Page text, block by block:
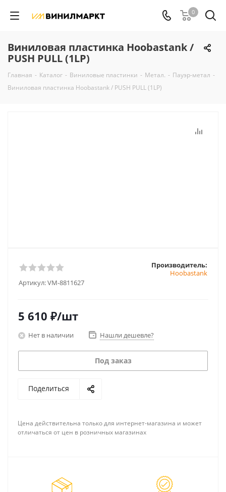
0
Виниловая пластинка Hoobastank /
PUSH PULL (1LP)
Главная - Каталог - Виниловые пластинки - Метал. - Пауэр-метал -
Виниловая пластинка Hoobastank / PUSH PULL (1LP)
Артикул:VM-8811627
Производитель:
Hoobastank
5 610 ₽/шт
Нет в наличии Нашли дешевле?
Под заказ
Поделиться
Цена действительна только для интернет-магазина и может
отличаться от цен в розничных магазинах